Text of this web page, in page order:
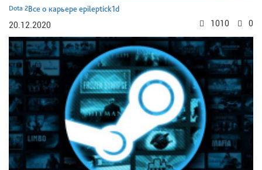
Dota 2Все о карьере epileptick1d
20.12.2020
0
1010